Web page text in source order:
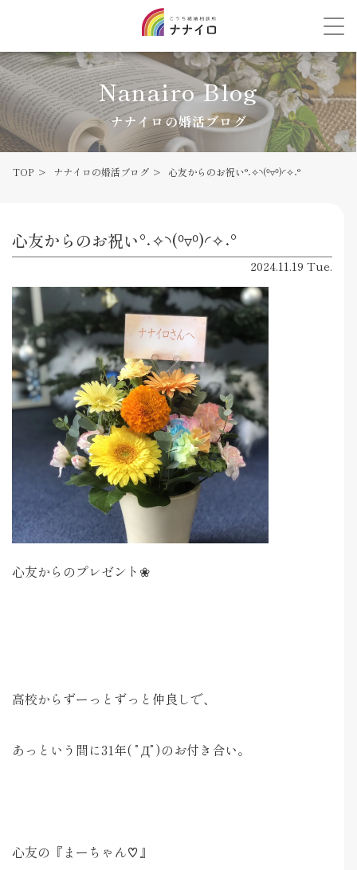
Nanairo Blog
ナナイロの婚活ブログ
TOP ナナイロの婚活ブログ 心友からのお祝い°˖✧◝(⁰▿⁰)◜✧˖°
心友からのお祝い°˖✧◝(⁰▿⁰)◜✧˖°
2024.11.19 Tue.
心友からのプレゼント❀
高校からずーっとずっと仲良しで、
あっという間に31年( ﾟДﾟ)のお付き合い。
心友の『まーちゃん♡』